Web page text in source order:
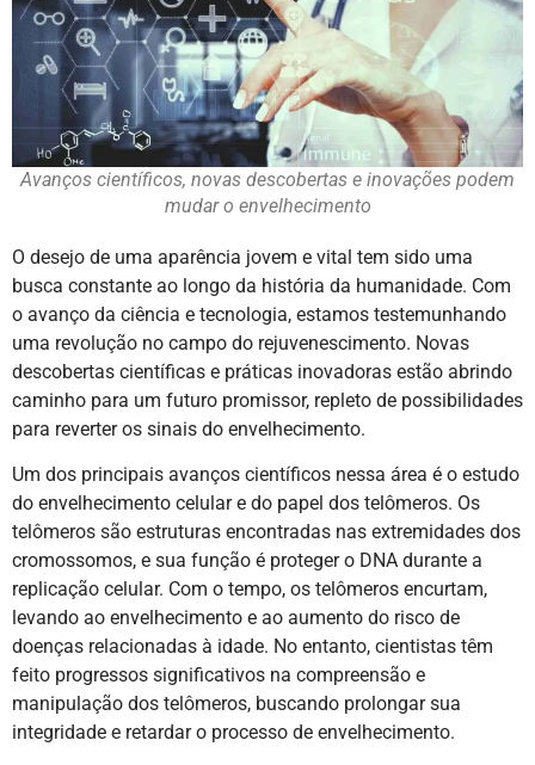
Avanços científicos, novas descobertas e inovações podem
mudar o envelhecimento
O desejo de uma aparência jovem e vital tem sido uma
busca constante ao longo da história da humanidade. Com
o avanço da ciência e tecnologia, estamos testemunhando
uma revolução no campo do rejuvenescimento. Novas
descobertas científicas e práticas inovadoras estão abrindo
caminho para um futuro promissor, repleto de possibilidades
para reverter os sinais do envelhecimento.
Um dos principais avanços científicos nessa área é o estudo
do envelhecimento celular e do papel dos telômeros. Os
telômeros são estruturas encontradas nas extremidades dos
cromossomos, e sua função é proteger o DNA durante a
replicação celular. Com o tempo, os telômeros encurtam,
levando ao envelhecimento e ao aumento do risco de
doenças relacionadas à idade. No entanto, cientistas têm
feito progressos significativos na compreensão e
manipulação dos telômeros, buscando prolongar sua
integridade e retardar o processo de envelhecimento.